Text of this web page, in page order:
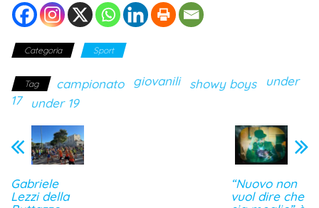
Categoria Sport
Tag campionato giovanili showy boys
under
17
under 19
Gabriele
Lezzi della
“Nuovo non
vuol dire che